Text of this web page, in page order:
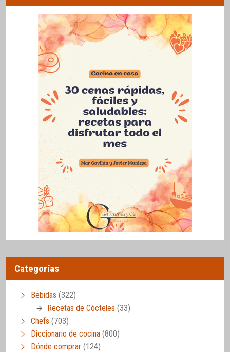
Categorías
Bebidas (322)
Recetas de Cócteles (33)
Chefs (703)
Diccionario de cocina (800)
Dónde comprar (124)